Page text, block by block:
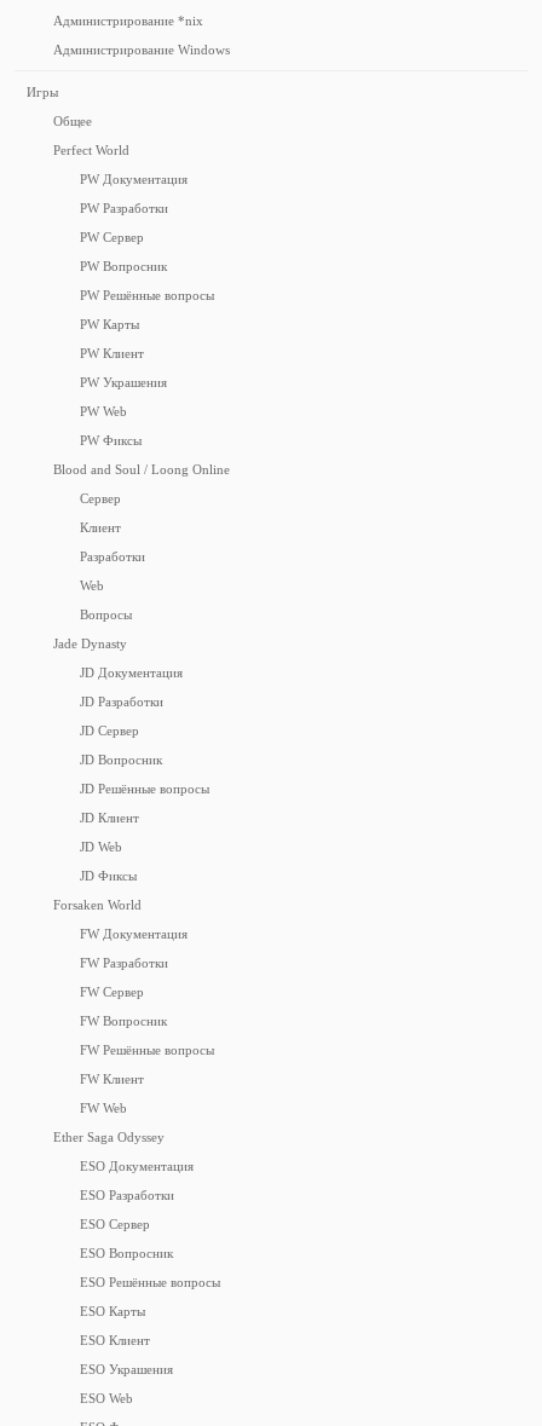
Администрирование *nix
Администрирование Windows
Игры
Общее
Perfect World
PW Документация
PW Разработки
PW Сервер
PW Вопросник
PW Решённые вопросы
PW Карты
PW Клиент
PW Украшения
PW Web
PW Фиксы
Blood and Soul / Loong Online
Сервер
Клиент
Разработки
Web
Вопросы
Jade Dynasty
JD Документация
JD Разработки
JD Сервер
JD Вопросник
JD Решённые вопросы
JD Клиент
JD Web
JD Фиксы
Forsaken World
FW Документация
FW Разработки
FW Сервер
FW Вопросник
FW Решённые вопросы
FW Клиент
FW Web
Ether Saga Odyssey
ESO Документация
ESO Разработки
ESO Сервер
ESO Вопросник
ESO Решённые вопросы
ESO Карты
ESO Клиент
ESO Украшения
ESO Web